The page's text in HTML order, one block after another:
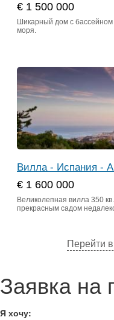
€ 1 500 000
Шикарный дом с бассейном
моря.
Вилла - Испания -
€ 1 600 000
Великолепная вилла 350
прекрасным садом
Перейти
Заявка на
Я хочу: